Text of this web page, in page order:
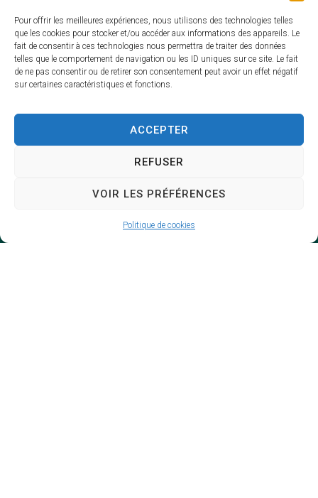
Pour offrir les meilleures expériences, nous utilisons des technologies telles
que les cookies pour stocker et/ou accéder aux informations des appareils. Le
fait de consentir à ces technologies nous permettra de traiter des données
telles que le comportement de navigation ou les ID uniques sur ce site. Le fait
de ne pas consentir ou de retirer son consentement peut avoir un effet négatif
sur certaines caractéristiques et fonctions.
ACCEPTER
REFUSER
VOIR LES PRÉFÉRENCES
Politique de cookies
Thème de la manifestation : Bio
Site de l'office de tourisme Oléron Marennes
Date de l'événement : 23 juillet 2026
Heure de début : 10:30